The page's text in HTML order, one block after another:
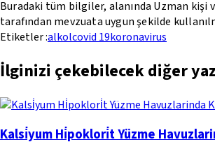
Buradaki tüm bilgiler, alanında Uzman kişi
tarafından mevzuata uygun şekilde
Etiketler :alkolcovid 19koronavirus
İlginizi çekebilecek diğer
Kalsi̇yum Hi̇poklori̇t Yüzme